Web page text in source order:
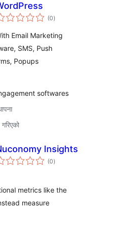
(0कुल
रेटिङ्गहरू
)
Email Marketing
SMS, Push
Popups
softwares
Insights
(0कुल
रेटिङ्गहरू
)
metrics like the
measure